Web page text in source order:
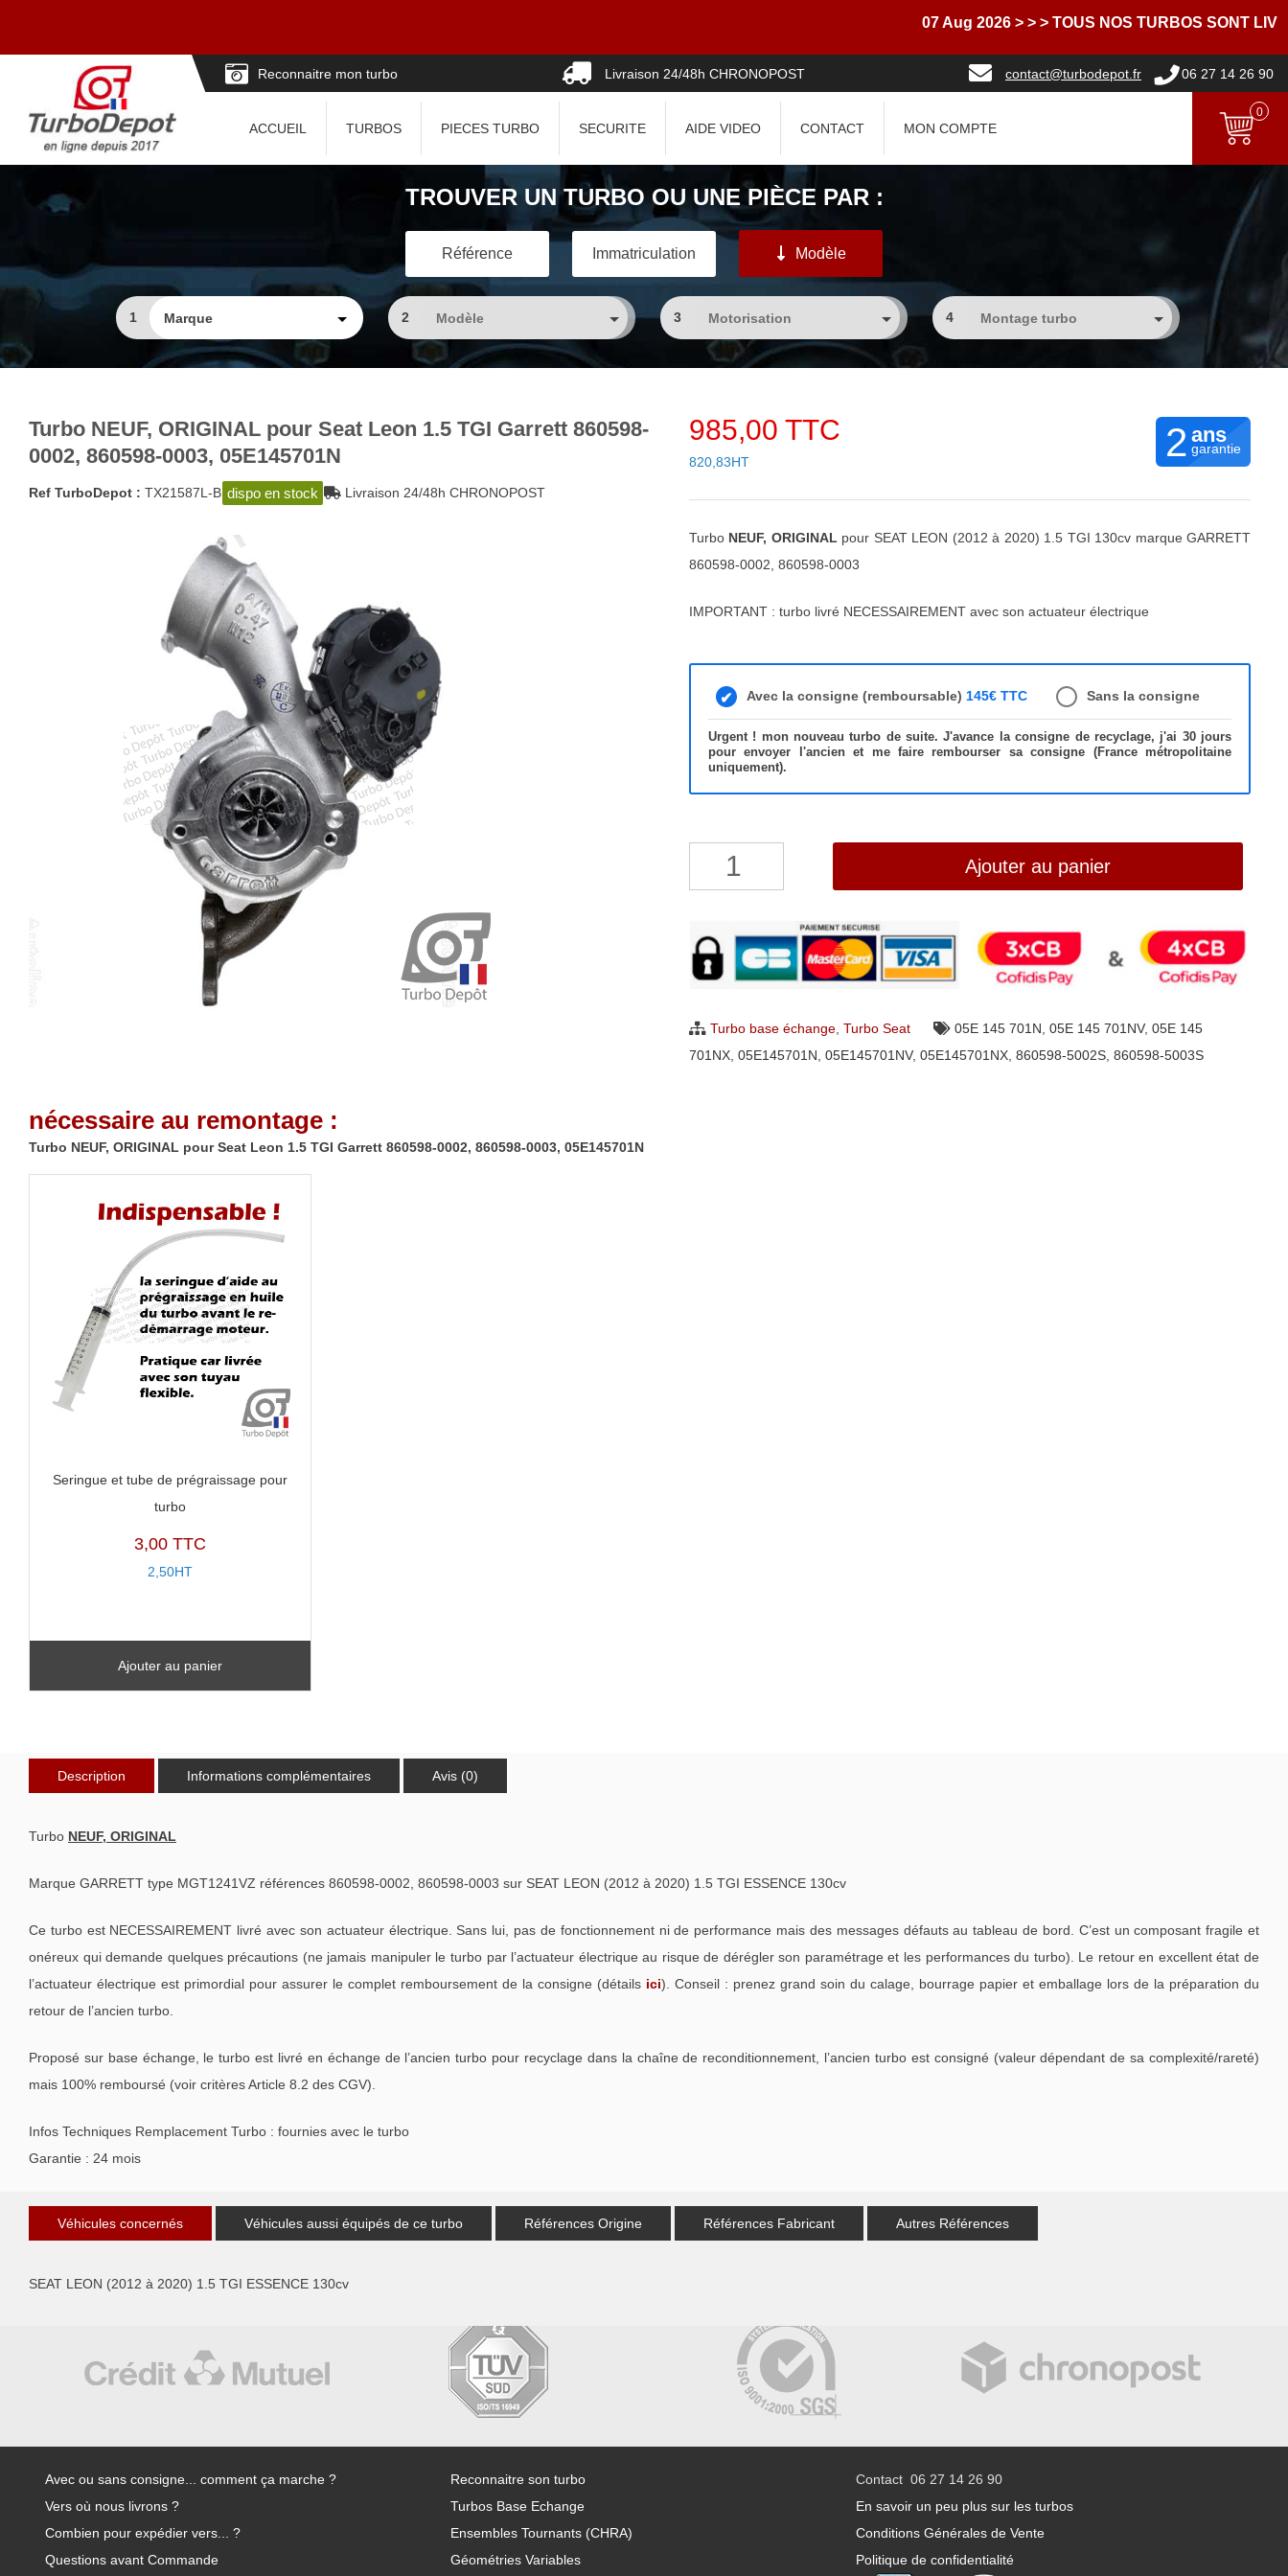
07 Aug 2026 > > > TOUS NOS TURBOS SONT LIVRES
Reconnaitre mon turbo Livraison 24/48h CHRONOPOST contact@turbodepot.fr 06 27 14 26 90
ACCUEIL TURBOS PIECES TURBO SECURITE AIDE VIDEO CONTACT MON COMPTE
0
TROUVER UN TURBO OU UNE PIÈCE PAR :
Référence Immatriculation Modèle
1 2 3 4
Turbo NEUF, ORIGINAL pour Seat Leon 1.5 TGI Garrett 860598-
0002, 860598-0003, 05E145701N
Ref TurboDepot : TX21587L-B dispo en stock Livraison 24/48h CHRONOPOST
985,00 TTC
820,83HT 2 ans
garantie
Turbo NEUF, ORIGINAL pour SEAT LEON (2012 à 2020) 1.5 TGI 130cv marque GARRETT
860598-0002, 860598-0003
IMPORTANT : turbo livré NECESSAIREMENT avec son actuateur électrique
Avec la consigne (remboursable) 145€ TTC Sans la consigne
Urgent ! mon nouveau turbo de suite. J'avance la consigne de recyclage, j'ai 30 jours
pour envoyer l'ancien et me faire rembourser sa consigne (France métropolitaine
uniquement).
quantité
NEUF,
ORIGINAL
Ajouter au panier
Turbo base échange, Turbo Seat 05E 145 701N 05E 145 701NV, 05E 145
701NX, 05E145701N 05E145701NV, 05E145701NX, 860598-5002S, 860598-5003S
nécessaire au remontage :
Turbo NEUF, ORIGINAL pour Seat Leon 1.5 TGI Garrett 860598-0002, 860598-0003, 05E145701N
Seringue et tube de prégraissage pour
turbo
3,00 TTC
2,50HT
Ajouter au panier
Description Informations complémentaires Avis (0)
Turbo NEUF, ORIGINAL
Marque GARRETT type MGT1241VZ références 860598-0002, 860598-0003 sur SEAT LEON (2012 à 2020) 1.5 TGI ESSENCE 130cv
Ce turbo est NECESSAIREMENT livré avec son actuateur électrique. Sans lui, pas de fonctionnement ni de performance mais des messages défauts au tableau de bord. C’est un composant fragile et
onéreux qui demande quelques précautions (ne jamais manipuler le turbo par l’actuateur électrique au risque de dérégler son paramétrage et les performances du turbo). Le retour en excellent état de
l’actuateur électrique est primordial pour assurer le complet remboursement de la consigne (détails ici). Conseil : prenez grand soin du calage, bourrage papier et emballage lors de la préparation du
retour de l’ancien turbo.
Proposé sur base échange, le turbo est livré en échange de l’ancien turbo pour recyclage dans la chaîne de reconditionnement, l’ancien turbo est consigné (valeur dépendant de sa complexité/rareté)
mais 100% remboursé (voir critères Article 8.2 des CGV).
Infos Techniques Remplacement Turbo : fournies avec le turbo
Garantie : 24 mois
Véhicules concernés Véhicules aussi équipés de ce turbo Références Origine Références Fabricant Autres Références
SEAT LEON (2012 à 2020) 1.5 TGI ESSENCE 130cv
Avec ou sans consigne... comment ça marche ?
Vers où nous livrons ?
Combien pour expédier vers... ?
Questions avant Commande
Reconnaitre son turbo
Turbos Base Echange
Ensembles Tournants (CHRA)
Géométries Variables
Contact 06 27 14 26 90
En savoir un peu plus sur les turbos
Conditions Générales de Vente
Politique de confidentialité